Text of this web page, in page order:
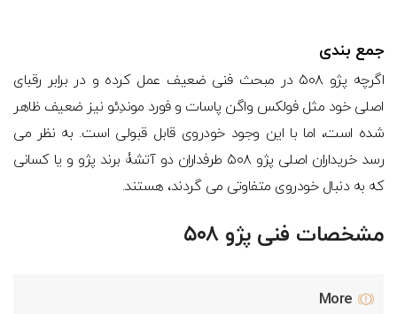
جمع بندی
اگرچه پژو ۵۰۸ در مبحث فنی ضعیف عمل کرده و در برابر رقبای
اصلی خود مثل فولکس واگن پاسات و فورد موندِئو نیز ضعیف ظاهر
شده است، اما با این وجود خودروی قابل قبولی است. به نظر می
رسد خریداران اصلی پژو ۵۰۸ طرفداران دو آتشۀ برند پژو و یا کسانی
که به دنبال خودروی متفاوتی می گردند، هستند.
مشخصات فنی پژو ۵۰۸
More